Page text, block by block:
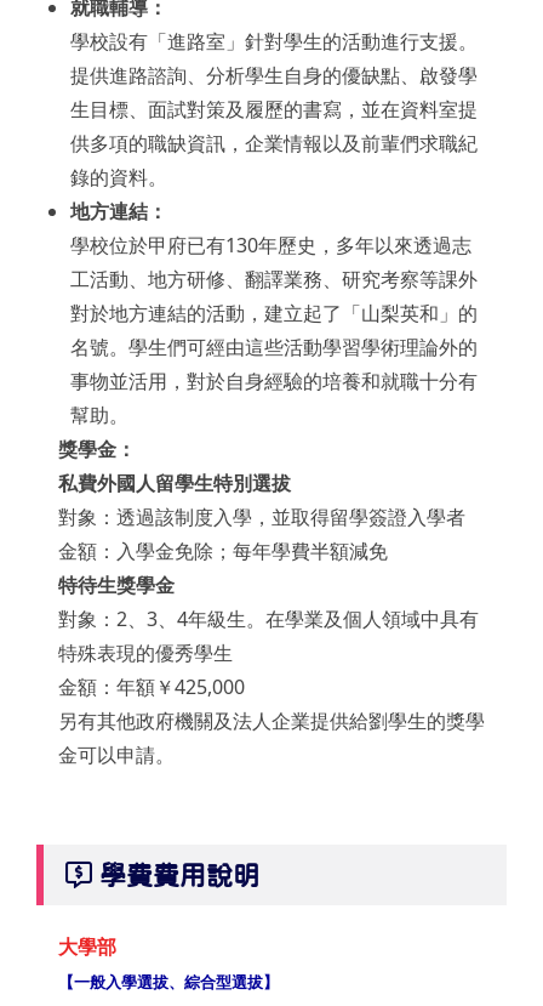
就職輔導：
學校設有「進路室」針對學生的活動進行支援。
提供進路諮詢、分析學生自身的優缺點、啟發學
生目標、面試對策及履歷的書寫，並在資料室提
供多項的職缺資訊，企業情報以及前輩們求職紀
錄的資料。
地方連結：
學校位於甲府已有130年歷史，多年以來透過志
工活動、地方研修、翻譯業務、研究考察等課外
對於地方連結的活動，建立起了「山梨英和」的
名號。學生們可經由這些活動學習學術理論外的
事物並活用，對於自身經驗的培養和就職十分有
幫助。
獎學金：
私費外國人留學生特別選拔
對象：透過該制度入學，並取得留學簽證入學者
金額：入學金免除；每年學費半額減免
特待生獎學金
對象：2、3、4年級生。在學業及個人領域中具有
特殊表現的優秀學生
金額：年額￥425,000
另有其他政府機關及法人企業提供給劉學生的獎學
金可以申請。
學費費用說明
大學部
【一般入學選拔、綜合型選拔】